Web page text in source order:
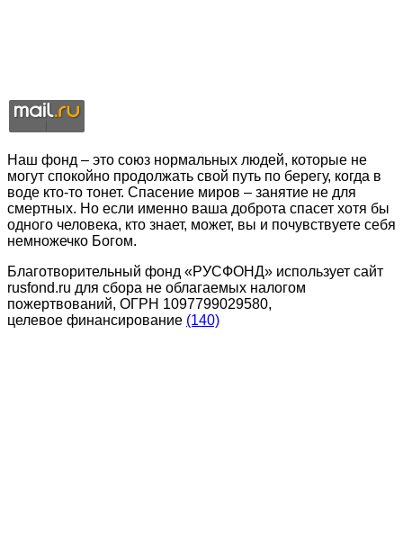
Наш фонд – это союз нормальных людей, которые не
могут спокойно продолжать свой путь по берегу, когда в
воде кто-то тонет. Спасение миров – занятие не для
смертных. Но если именно ваша доброта спасет хотя бы
одного человека, кто знает, может, вы и почувствуете себя
немножечко Богом.
Благотворительный фонд «РУСФОНД» использует сайт
rusfond.ru для сбора не облагаемых налогом
пожертвований, ОГРН 1097799029580,
целевое финансирование (140)